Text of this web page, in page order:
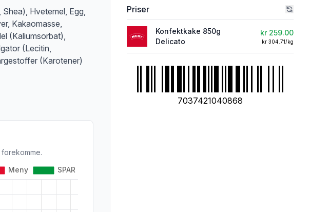
Shea), Hvetemel, Egg,
Kakaomasse,
(Kaliumsorbat),
(Lecitin,
(Karotener)
Priser
Konfektkake 850g
Delicato
kr 259.00
kr 304.71/kg
7037421040868